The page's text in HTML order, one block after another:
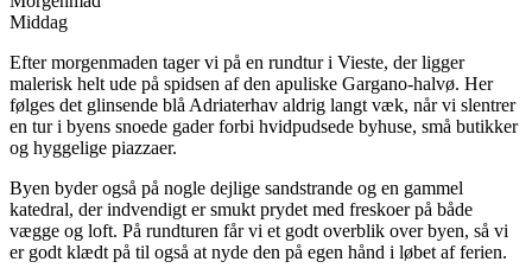
Middag
Efter morgenmaden tager vi på en rundtur i Vieste, der ligger
malerisk helt ude på spidsen af den apuliske Gargano-halvø. Her
følges det glinsende blå Adriaterhav aldrig langt væk, når vi slentrer
en tur i byens snoede gader forbi hvidpudsede byhuse, små butikker
og hyggelige piazzaer.
Byen byder også på nogle dejlige sandstrande og en gammel
katedral, der indvendigt er smukt prydet med freskoer på både
vægge og loft. På rundturen får vi et godt overblik over byen, så vi
er godt klædt på til også at nyde den på egen hånd i løbet af ferien.